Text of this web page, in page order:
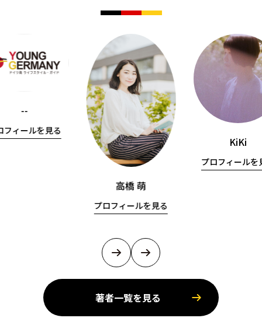
--
フィールを見る
高橋 萌
プロフィールを見る
KiKi
プロフィールを
著者一覧を見る